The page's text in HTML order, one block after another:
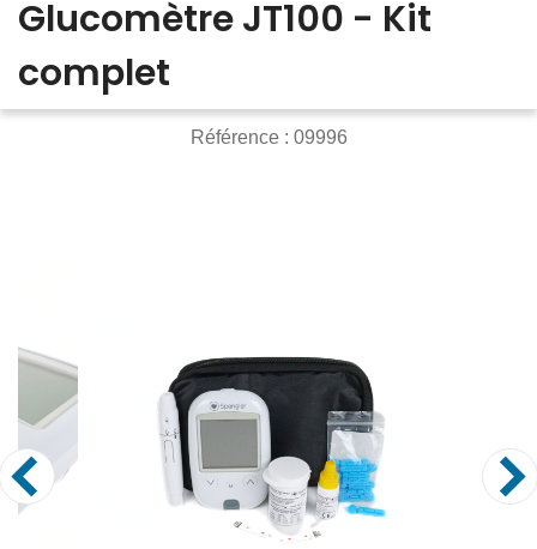
Glucomètre JT100 - Kit
complet
Référence : 09996